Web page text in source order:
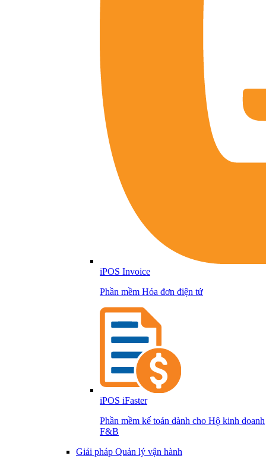
iPOS Invoice
Phần mềm Hóa đơn điện tử
iPOS iFaster
Phần mềm kế toán dành cho Hộ kinh doanh
F&B
Giải pháp Quản lý vận hành